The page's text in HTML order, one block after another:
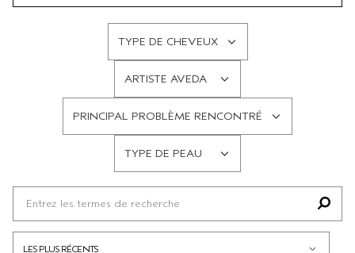
TYPE DE CHEVEUX
ARTISTE AVEDA
PRINCIPAL PROBLÈME RENCONTRÉ
TYPE DE PEAU